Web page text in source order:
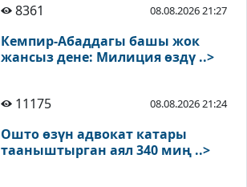
8361
08.08.2026 21:27
Кемпир-Абаддагы башы жок
жансыз дене: Милиция өздү ..>
11175 08.08.2026 21:24
Ошто өзүн адвокат катары
тааныштырган аял 340 миң ..>